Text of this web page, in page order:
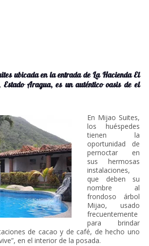
ubicada en la entrada de La Hacienda El
Estado Aragua, es un auténtico oasis de el
En Mijao Suites,
los huéspedes
tienen la
oportunidad de
pernoctar en
sus hermosas
instalaciones,
que deben su
nombre al
frondoso árbol
Mijao, usado
frecuentemente
para brindar
de cacao y de café, de hecho uno
en el interior de la posada.